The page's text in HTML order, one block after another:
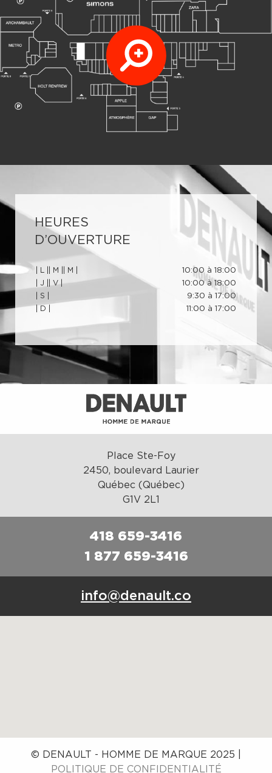
HEURES
D’OUVERTURE
| M | | M | 10:00 à 18:00
| J | | V | 10:00 à 18:00
| S | 9:30 à 17:00
| D | 11:00 à 17:00
Place Ste-Foy
2450, boulevard Laurier
Québec (Québec)
G1V 2L1
418 659-3416
1 877 659-3416
info@denault.co
© DENAULT - HOMME DE MARQUE 2025 |
POLITIQUE DE CONFIDENTIALITÉ